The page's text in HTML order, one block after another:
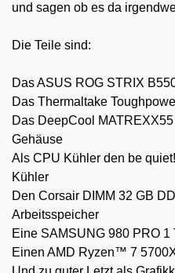
und sagen ob es da
Die Teile sind:
Das ASUS ROG STRIX
Das Thermaltake
Das DeepCool
Gehäuse
Als CPU Kühler den be
Kühler
Den Corsair DIMM 32 GB
Arbeitsspeicher
Eine SAMSUNG 980 PRO 1
Einen AMD Ryzen™ 7